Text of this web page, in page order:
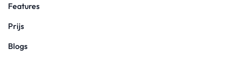
Features
Prijs
Blogs